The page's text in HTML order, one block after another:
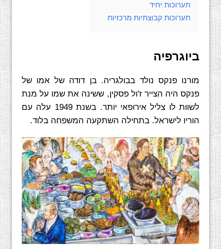
תערוכות יחיד
תערוכות קבוצתיות מרכזיות
ביוגרפיה
מורנו פנקס נולד בבולגריה. בן דודה של אמו של
פנקס היה הצייר ז'ול פסקין, ששינה את שמו על מנת
לשוות לו צליל אירופאי יותר. בשנת 1949 עלה עם
הוריו לישראל. בתחילה השתקעה המשפחה בלוד.